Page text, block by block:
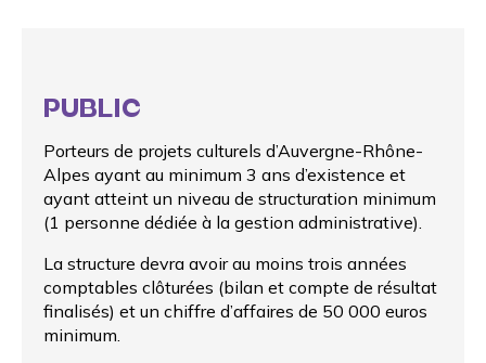
PUBLIC
Porteurs de projets culturels d’Auvergne-Rhône-
Alpes ayant au minimum 3 ans d’existence et
ayant atteint un niveau de structuration minimum
(1 personne dédiée à la gestion administrative).
La structure devra avoir au moins trois années
comptables clôturées (bilan et compte de résultat
finalisés) et un chiffre d’affaires de 50 000 euros
minimum.